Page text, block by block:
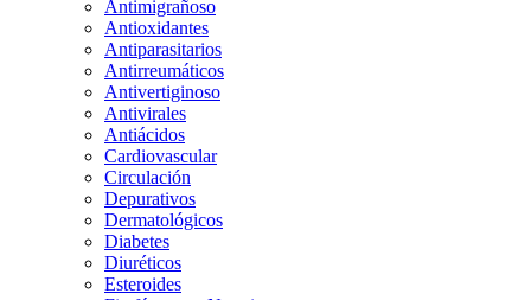
Antimigrañoso
Antioxidantes
Antiparasitarios
Antirreumáticos
Antivertiginoso
Antivirales
Antiácidos
Cardiovascular
Circulación
Depurativos
Dermatológicos
Diabetes
Diuréticos
Esteroides